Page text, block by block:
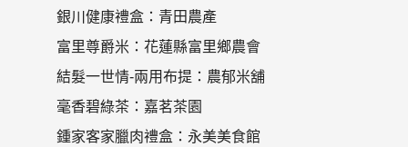
銀川健康禮盒：青田農產
富里尊爵米：花蓮縣富里鄉農會
結髮一世情-兩用布提：農郁米舖
毫香碧綠茶：嘉茗茶園
鍾家客家臘肉禮盒：永美美食館